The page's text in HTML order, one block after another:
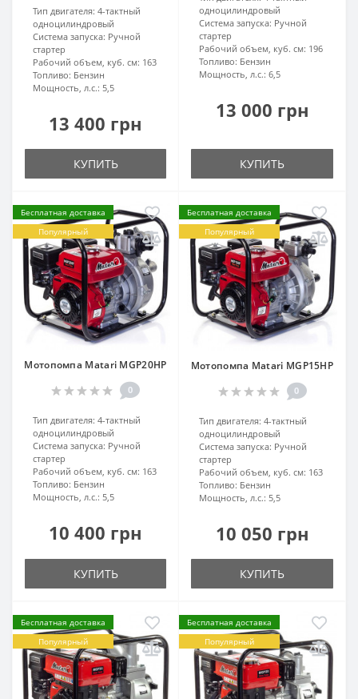
Тип двигателя: 4-тактный
одноцилиндровый
Система запуска: Ручной
стартер
Рабочий объем, куб. см: 163
Топливо: Бензин
Мощность, л.с.: 5,5
13 400 грн
КУПИТЬ
одноцилиндровый
Система запуска: Ручной
стартер
Рабочий объем, куб. см: 196
Топливо: Бензин
Мощность, л.с.: 6,5
13 000 грн
КУПИТЬ
Бесплатная доставка
Популярный
Мотопомпа Matari MGP20HP
0
Тип двигателя: 4-тактный
одноцилиндровый
Система запуска: Ручной
стартер
Рабочий объем, куб. см: 163
Топливо: Бензин
Мощность, л.с.: 5,5
10 400 грн
КУПИТЬ
Бесплатная доставка
Популярный
Мотопомпа Matari MGP15HP
0
Тип двигателя: 4-тактный
одноцилиндровый
Система запуска: Ручной
стартер
Рабочий объем, куб. см: 163
Топливо: Бензин
Мощность, л.с.: 5,5
10 050 грн
КУПИТЬ
Бесплатная доставка
Популярный
Бесплатная доставка
Популярный